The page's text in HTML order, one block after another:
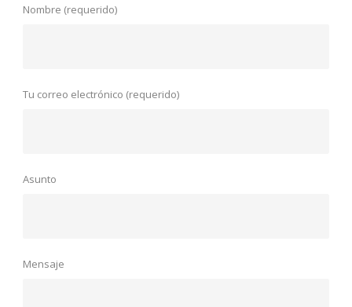
Nombre (requerido)
Tu correo electrónico (requerido)
Asunto
Mensaje